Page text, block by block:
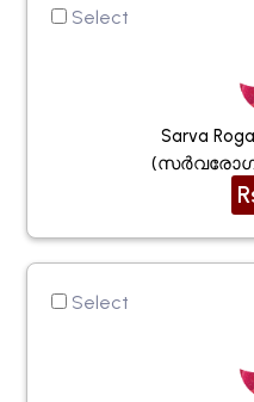
Select
Sarva
Select